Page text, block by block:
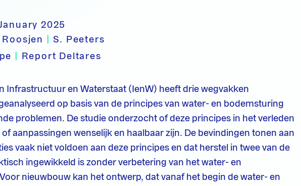
2025
Roosjen |S. Peeters
Report Deltares
Infrastructuur en Waterstaat (IenW) heeft drie wegvakken
op basis van de principes van water- en bodemsturing
problemen. De studie onderzocht of deze principes in het verleden
aanpassingen wenselijk en haalbaar zijn. De bevindingen tonen aan
vaak niet voldoen aan deze principes en dat herstel in twee van de
ingewikkeld is zonder verbetering van het water- en
nieuwbouw kan het ontwerp, dat vanaf het begin de water- en